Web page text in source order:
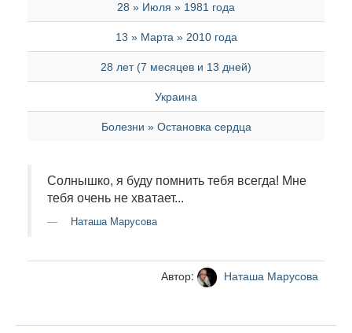
28 » Июля » 1981 года
13 » Марта » 2010 года
28 лет (7 месяцев и 13 дней)
Украина
Болезни » Остановка сердца
Солнышко, я буду помнить тебя всегда! Мне
тебя очень не хватает...
Наташа Марусова
Автор: Наташа Марусова